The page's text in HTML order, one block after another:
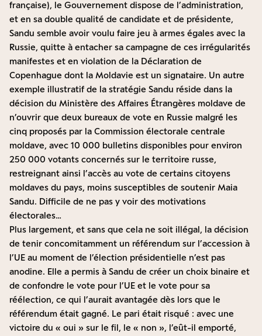
française), le Gouvernement dispose de l’administration,
et en sa double qualité de candidate et de présidente,
Sandu semble avoir voulu faire jeu à armes égales avec la
Russie, quitte à entacher sa campagne de ces irrégularités
manifestes et en violation de la Déclaration de
Copenhague dont la Moldavie est un signataire. Un autre
exemple illustratif de la stratégie Sandu réside dans la
décision du Ministère des Affaires Étrangères moldave de
n’ouvrir que deux bureaux de vote en Russie malgré les
cinq proposés par la Commission électorale centrale
moldave, avec 10 000 bulletins disponibles pour environ
250 000 votants concernés sur le territoire russe,
restreignant ainsi l’accès au vote de certains citoyens
moldaves du pays, moins susceptibles de soutenir Maia
Sandu. Difficile de ne pas y voir des motivations
électorales…
Plus largement, et sans que cela ne soit illégal, la décision
de tenir concomitamment un référendum sur l’accession à
l’UE au moment de l’élection présidentielle n’est pas
anodine. Elle a permis à Sandu de créer un choix binaire et
de confondre le vote pour l’UE et le vote pour sa
réélection, ce qui l’aurait avantagée dès lors que le
référendum était gagné. Le pari était risqué : avec une
victoire du « oui » sur le fil, le « non », l’eût-il emporté,